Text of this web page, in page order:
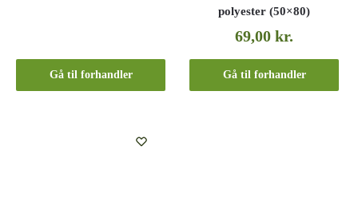
Gå til forhandler
polyester (50×80)
69,00kr.
Gå til forhandler